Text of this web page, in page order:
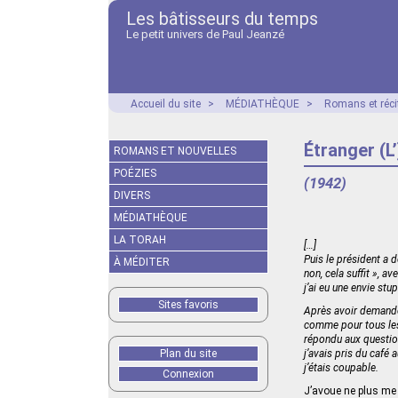
Les bâtisseurs du temps
Le petit univers de Paul Jeanzé
Accueil du site > MÉDIATHÈQUE > Romans et
Étranger
(1942)
[…]
Puis le président a
non, cela suffit »,
j’ai eu une envie
Après avoir
comme pour tous
répondu aux
j’avais pris du café
j’étais coupable.
J’avoue ne plus
ROMANS ET NOUVELLES
POÉZIES
DIVERS
MÉDIATHÈQUE
LA TORAH
À MÉDITER
Sites favoris
Plan du site
Connexion